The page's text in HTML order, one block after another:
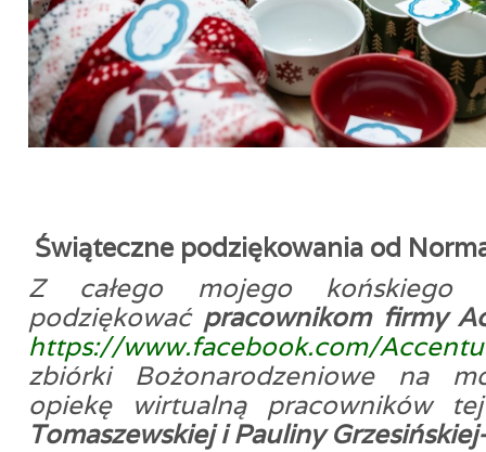
Świąteczne podziękowania od
Z całego mojego końskiego
podziękować pracownikom firmy
https://www.facebook.com/
zbiórki Bożonarodzeniowe na
opiekę wirtualną pracowników
Tomaszewskiej i Pauliny